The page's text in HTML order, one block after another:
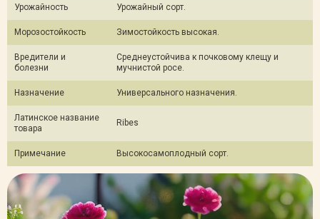
Урожайность Урожайный сорт.
Морозостойкость Зимостойкость высокая.
Вредители и
болезни
Среднеустойчива к почковому клещу и
мучнистой росе.
Назначение Универсального назначения.
Латинское название
товара
Ribes
Примечание Высокосамоплодный сорт.